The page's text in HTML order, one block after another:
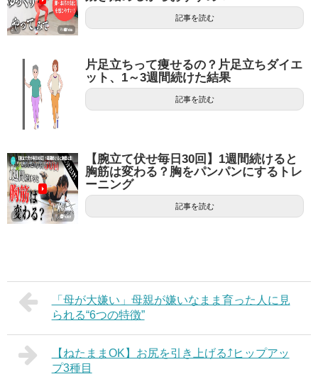
記事を読む
片足立ちって痩せるの？片足立ちダイエ
ット、1～3週間続けた結果
記事を読む
【腕立て伏せ毎日30回】1週間続けると
胸筋は変わる？胸をパンパンにするトレ
ーニング
記事を読む
「母が大嫌い」母親が嫌いなまま育った人に見
られる“6つの特徴”
【ねたままOK】お尻を引き上げる⤴ヒップアッ
プ3種目